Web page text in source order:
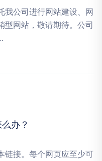
我公司进行网站建设、网
型网站，敬请期待。公司
办？
链接。每个网页应至少可